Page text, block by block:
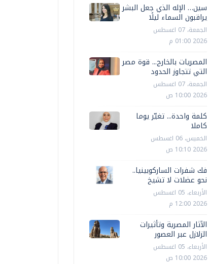
سين… الإله الذي جعل البشر
يراقبون السماء ليلًا
الجمعة، 07 اغسطس
2026 01:00 م
المصريات بالخارج... قوة مصر
التي تتجاوز الحدود
الجمعة، 07 اغسطس
2026 10:00 ص
كلمة واحدة... تغيّر يوما
كاملا
الخميس، 06 اغسطس
2026 10:10 ص
فك شفرات الساركوبينيا..
نحو عضلات لا تشيخ
الأربعاء، 05 اغسطس
2026 12:00 م
الآثار المصرية وتأثيرات
الزلازل عبر العصور
الأربعاء، 05 اغسطس
2026 10:00 ص